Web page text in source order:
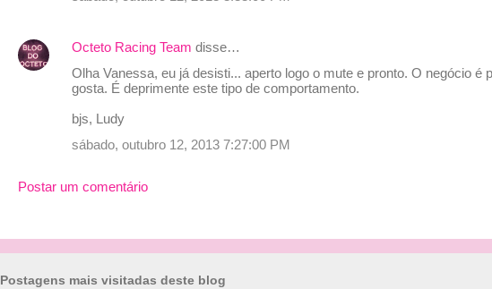
Octeto Racing Team disse…
Olha Vanessa, eu já desisti... aperto logo o mute e pronto. O negócio é
gosta. É deprimente este tipo de comportamento.
bjs, Ludy
sábado, outubro 12, 2013 7:27:00 PM
Postar um comentário
Postagens mais visitadas deste blog